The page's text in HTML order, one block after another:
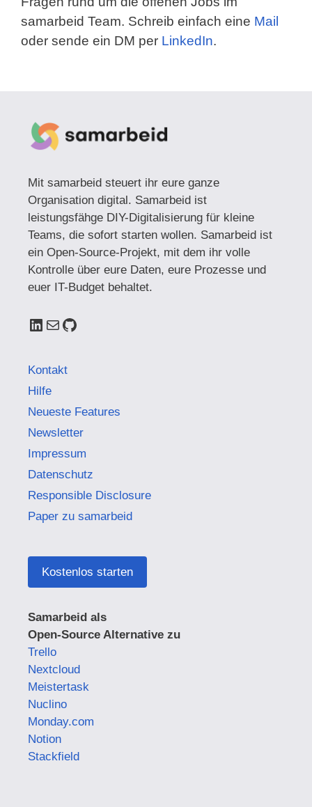
samarbeid Team. Schreib einfach eine Mail
oder sende ein DM per LinkedIn.
Mit samarbeid steuert ihr eure ganze
Organisation digital. Samarbeid ist
leistungsfähge DIY-Digitalisierung für kleine
Teams, die sofort starten wollen. Samarbeid ist
ein Open-Source-Projekt, mit dem ihr volle
Kontrolle über eure Daten, eure Prozesse und
euer IT-Budget behaltet.
LinkedIn
E-MailGitHub
Kontakt
Hilfe
Neueste Features
Newsletter
Impressum
Datenschutz
Responsible Disclosure
Paper zu samarbeid
Kostenlos starten
Samarbeid als
Open-Source Alternative zu
Trello
Nextcloud
Meistertask
Nuclino
Monday.com
Notion
Stackfield